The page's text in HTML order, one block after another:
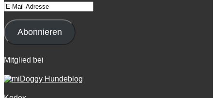
E-
Mail-
Adresse
Abonnieren
Mitglied bei